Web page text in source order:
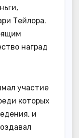
Тейлора.
наград
участие
которых
и